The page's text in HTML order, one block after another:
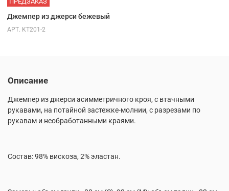
Джемпер из джерси бежевый
АРТ. KT201-2
Описание
Джемпер из джерси асимметричного кроя, с втачными
рукавами, на потайной застежке-молнии, с разрезами по
рукавам и необработанными краями.
Состав: 98% вискоза, 2% эластан.